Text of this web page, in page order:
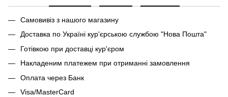
Самовивіз з нашого магазину
Доставка по Україні кур'єрською службою "Нова Пошта"
Готівкою при доставці кур'єром
Накладеним платежем при отриманні замовлення
Оплата через Банк
Visa/MasterCard